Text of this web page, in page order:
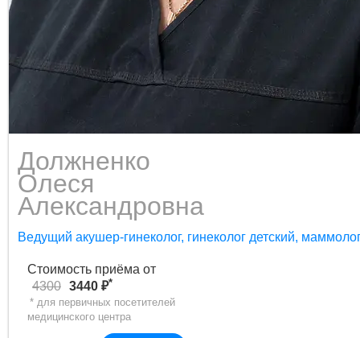
Должненко
Олеся
Александровна
Ведущий акушер-гинеколог, гинеколог детский,
Стоимость приёма от
4300 3440 ₽*
* для первичных посетителей
медицинского центра